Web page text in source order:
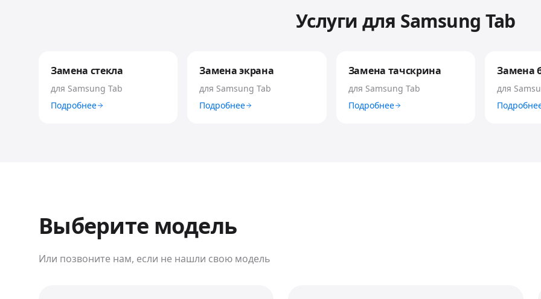
Услуги для Samsung Tab
Замена стекла
для Samsung Tab
Подробнее
Замена экрана
для Samsung Tab
Подробнее
Замена тачскрина
для Samsung Tab
Подробнее
Замена
для
Выберите модель
Или позвоните нам, если не нашли свою модель